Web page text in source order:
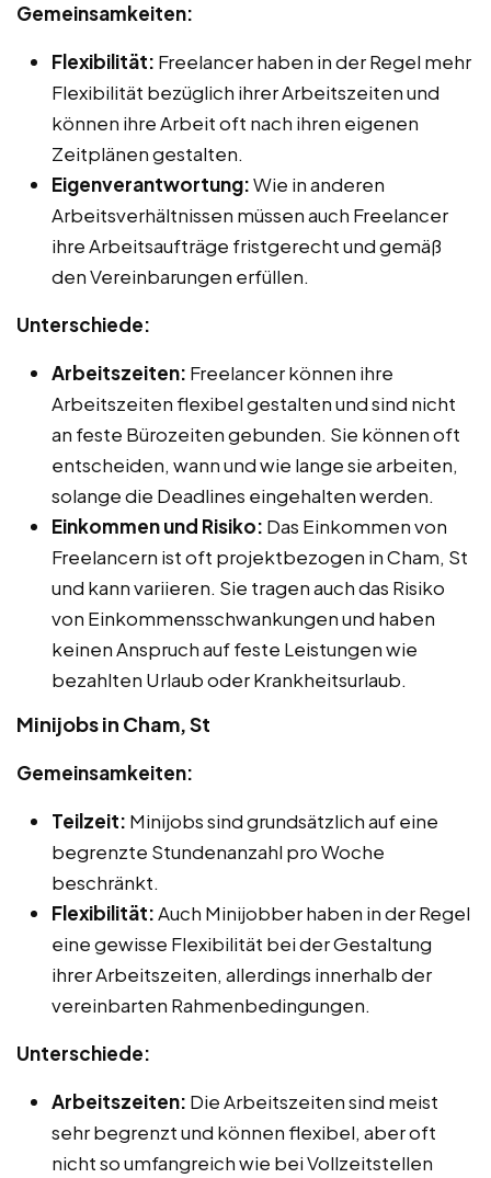
Gemeinsamkeiten:
Flexibilität: Freelancer haben in der Regel mehr
Flexibilität bezüglich ihrer Arbeitszeiten und
können ihre Arbeit oft nach ihren eigenen
Zeitplänen gestalten.
Eigenverantwortung:Wie in anderen
Arbeitsverhältnissen müssen auch Freelancer
ihre Arbeitsaufträge fristgerecht und gemäß
den Vereinbarungen erfüllen.
Unterschiede:
Arbeitszeiten: Freelancer können ihre
Arbeitszeiten flexibel gestalten und sind nicht
an feste Bürozeiten gebunden. Sie können oft
entscheiden, wann und wie lange sie arbeiten,
solange die Deadlines eingehalten werden.
Einkommen und Risiko: Das Einkommen von
Freelancern ist oft projektbezogen in Cham, St
und kann variieren. Sie tragen auch das Risiko
von Einkommensschwankungen und haben
keinen Anspruch auf feste Leistungen wie
bezahlten Urlaub oder Krankheitsurlaub.
Minijobs in Cham, St
Gemeinsamkeiten:
Teilzeit: Minijobs sind grundsätzlich auf eine
begrenzte Stundenanzahl pro Woche
beschränkt.
Flexibilität:Auch Minijobber haben in der Regel
eine gewisse Flexibilität bei der Gestaltung
ihrer Arbeitszeiten, allerdings innerhalb der
vereinbarten Rahmenbedingungen.
Unterschiede:
Arbeitszeiten: Die Arbeitszeiten sind meist
sehr begrenzt und können flexibel, aber oft
nicht so umfangreich wie bei Vollzeitstellen